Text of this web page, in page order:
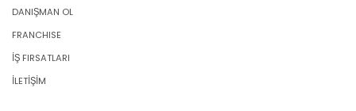
DANIŞMAN OL
FRANCHISE
İŞ FIRSATLARI
İLETİŞİM